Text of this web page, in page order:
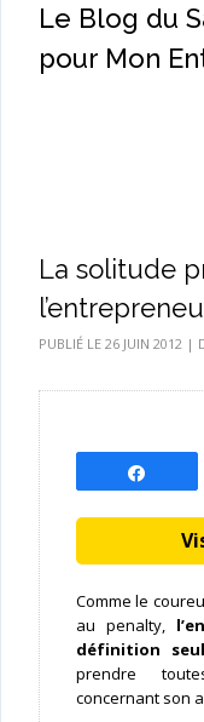
Le Blog du
pour Mon
La solitude
PUBLIÉ LE 26 JUIN 2012|
Comme le
au penalty,
définition seul
prendre
concernant son